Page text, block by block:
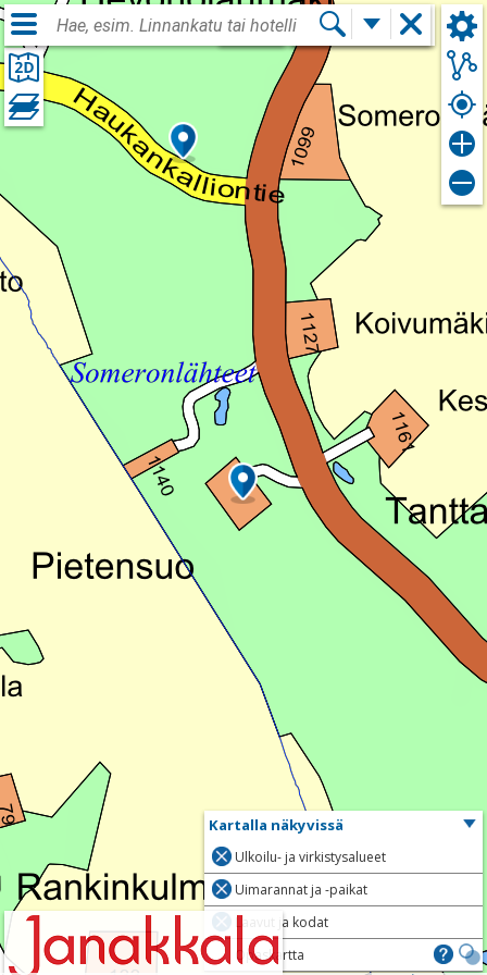
Kirjaudu sisään
FIN
Kartalla näkyvissä
Ulkoilu- ja virkistysalueet
Uimarannat ja -paikat
Laavut ja kodat
Opaskartta